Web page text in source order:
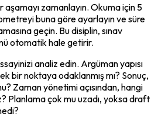
zamanlayın. Okuma için 5
buna göre ayarlayın ve süre
geçin. Bu disiplin, sınav
otomatik hale getirir.
analiz edin. Argüman yapısı
bir noktaya odaklanmış mı? Sonuç,
Zaman yönetimi açısından, hangi
Planlama çok mu uzadı, yoksa draft